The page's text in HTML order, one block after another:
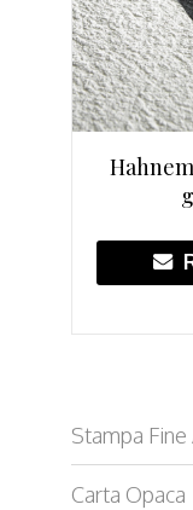
Stampa Fine
Carta Opaca